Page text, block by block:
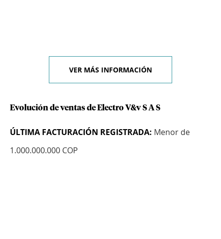
VER MÁS INFORMACIÓN
Evolución de ventas de Electro V&v S A S
ÚLTIMA FACTURACIÓN REGISTRADA: Menor de
1.000.000.000 COP